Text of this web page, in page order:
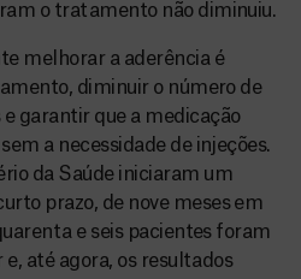
o tratamento não diminuiu.
melhorar a aderência é
diminuir o número de
garantir que a medicação
a necessidade de injeções.
da Saúde iniciaram um
prazo, de nove meses em
e seis pacientes foram
até agora, os resultados